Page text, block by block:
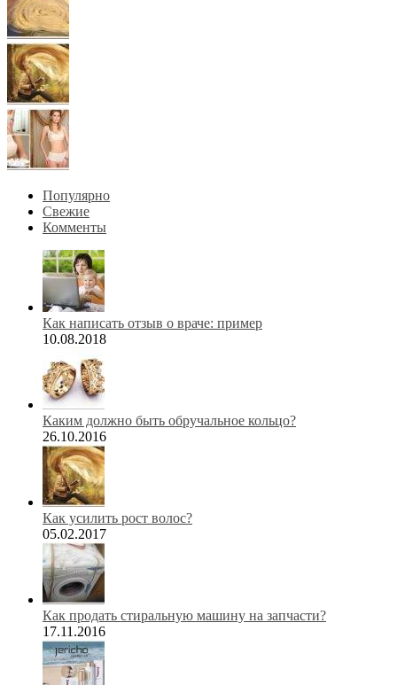
Популярно
Свежие
Комменты
Как написать отзыв о враче: пример
10.08.2018
Каким должно быть обручальное кольцо?
26.10.2016
Как усилить рост волос?
05.02.2017
Как продать стиральную машину на запчасти?
17.11.2016